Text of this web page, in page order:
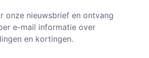
onze nieuwsbrief en ontvang
e-mail informatie over
en kortingen.